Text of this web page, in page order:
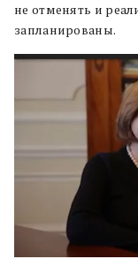
не отменять и
запланированы.